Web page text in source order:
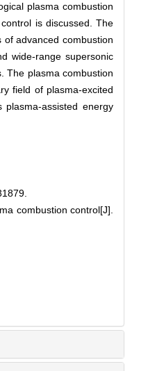
plasma combustion
is discussed. The
advanced combustion
wide-range supersonic
The plasma combustion
field of plasma-excited
assisted energy
combustion control[J].